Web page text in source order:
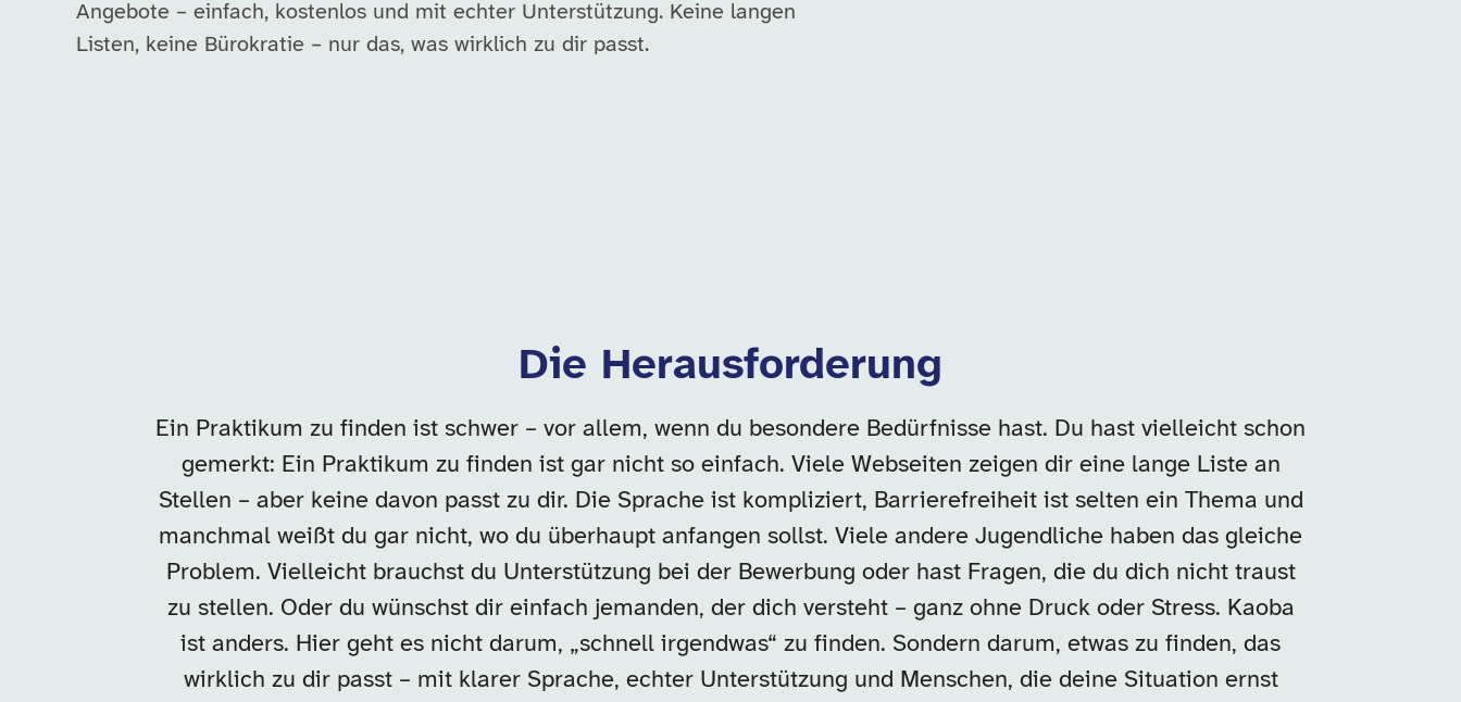
Angebote – einfach, kostenlos und mit echter Unterstützung. Keine langen
Listen, keine Bürokratie – nur das, was wirklich zu dir passt.
Die Herausforderung
Ein Praktikum zu finden ist schwer – vor allem, wenn du besondere Bedürfnisse hast. Du hast vielleicht schon
gemerkt: Ein Praktikum zu finden ist gar nicht so einfach. Viele Webseiten zeigen dir eine lange Liste an
Stellen – aber keine davon passt zu dir. Die Sprache ist kompliziert, Barrierefreiheit ist selten ein Thema und
manchmal weißt du gar nicht, wo du überhaupt anfangen sollst. Viele andere Jugendliche haben das gleiche
Problem. Vielleicht brauchst du Unterstützung bei der Bewerbung oder hast Fragen, die du dich nicht traust
zu stellen. Oder du wünschst dir einfach jemanden, der dich versteht – ganz ohne Druck oder Stress. Kaoba
ist anders. Hier geht es nicht darum, „schnell irgendwas“ zu finden. Sondern darum, etwas zu finden, das
wirklich zu dir passt – mit klarer Sprache, echter Unterstützung und Menschen, die deine Situation ernst